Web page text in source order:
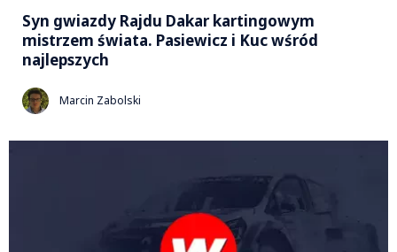
Syn gwiazdy Rajdu Dakar kartingowym
mistrzem świata. Pasiewicz i Kuc wśród
najlepszych
Marcin Zabolski